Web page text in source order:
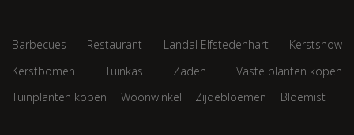
Barbecues Restaurant Landal Elfstedenhart
Kerstshow
Kerstbomen
Tuinkas Zaden
Vaste planten kopen
Tuinplanten kopen
Woonwinkel Zijdebloemen Bloemist